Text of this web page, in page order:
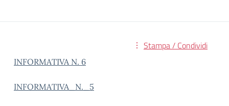
Stampa / Condividi
INFORMATIVA N. 6
INFORMATIVA_N._5